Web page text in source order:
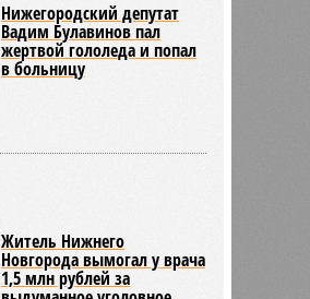
Нижегородский депутат
Вадим Булавинов пал
жертвой гололеда и попал
в больницу
Житель Нижнего
Новгорода вымогал у врача
1,5 млн рублей за